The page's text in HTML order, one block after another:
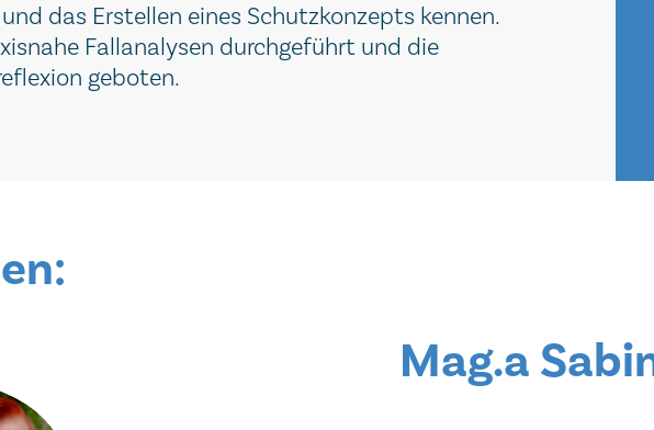
das Erstellen eines Schutzkonzepts kennen.
Fallanalysen durchgeführt und die
geboten.
Mag.a